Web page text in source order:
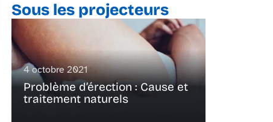
Sous les projecteurs
4 octobre 2021
Problème d’érection : Cause et
traitement naturels